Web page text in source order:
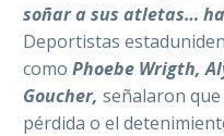
soñar a sus atletas…
Deportistas
como Phoebe Wrigth,
Goucher, señalaron
pérdida o el